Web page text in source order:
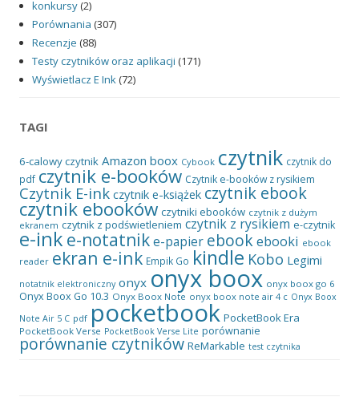
konkursy(2)
Porównania (307)
Recenzje (88)
Testy czytników oraz aplikacji (171)
Wyświetlacz E Ink(72)
TAGI
6-calowy czytnik Amazon boox Cybook czytnik czytnik do
pdf czytnik e-booków Czytnik e-booków z rysikiem
Czytnik E-ink czytnik e-książek czytnik ebook
czytnik ebooków czytniki ebooków czytnik z dużym
ekranem czytnik z podświetleniem czytnik z rysikiem e-czytnik
e-ink e-notatnike-papier ebookebooki ebook
reader ekran e-ink Empik Go kindle Kobo Legimi
notatnik elektroniczny onyx onyx boox onyx boox go 6
Onyx Boox Go 10.3 Onyx Boox Note onyx boox note air 4 c Onyx Boox
Note Air 5 C pdf pocketbook PocketBook Era
PocketBook Verse PocketBook Verse Lite porównanie
porównanie czytników ReMarkable test czytnika